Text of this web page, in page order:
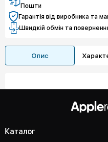
Пошти
Гарантія від виробника та
Швидкій обмін та
Опис
Каталог